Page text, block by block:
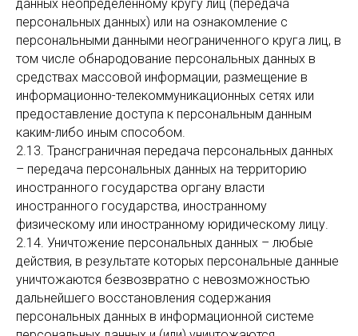
данных неопределенному кругу лиц (передача
персональных данных) или на ознакомление с
персональными данными неограниченного круга лиц, в
том числе обнародование персональных данных в
средствах массовой информации, размещение в
информационно-телекоммуникационных сетях или
предоставление доступа к персональным данным
каким-либо иным способом.
2.13. Трансграничная передача персональных данных
– передача персональных данных на территорию
иностранного государства органу власти
иностранного государства, иностранному
физическому или иностранному юридическому лицу.
2.14. Уничтожение персональных данных – любые
действия, в результате которых персональные данные
уничтожаются безвозвратно с невозможностью
дальнейшего восстановления содержания
персональных данных в информационной системе